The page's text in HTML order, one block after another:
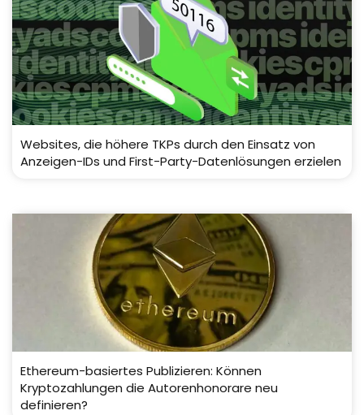
Websites, die höhere TKPs durch den Einsatz von
Anzeigen-IDs und First-Party-Datenlösungen erzielen
Ethereum-basiertes Publizieren: Können
Kryptozahlungen die Autorenhonorare neu
definieren?